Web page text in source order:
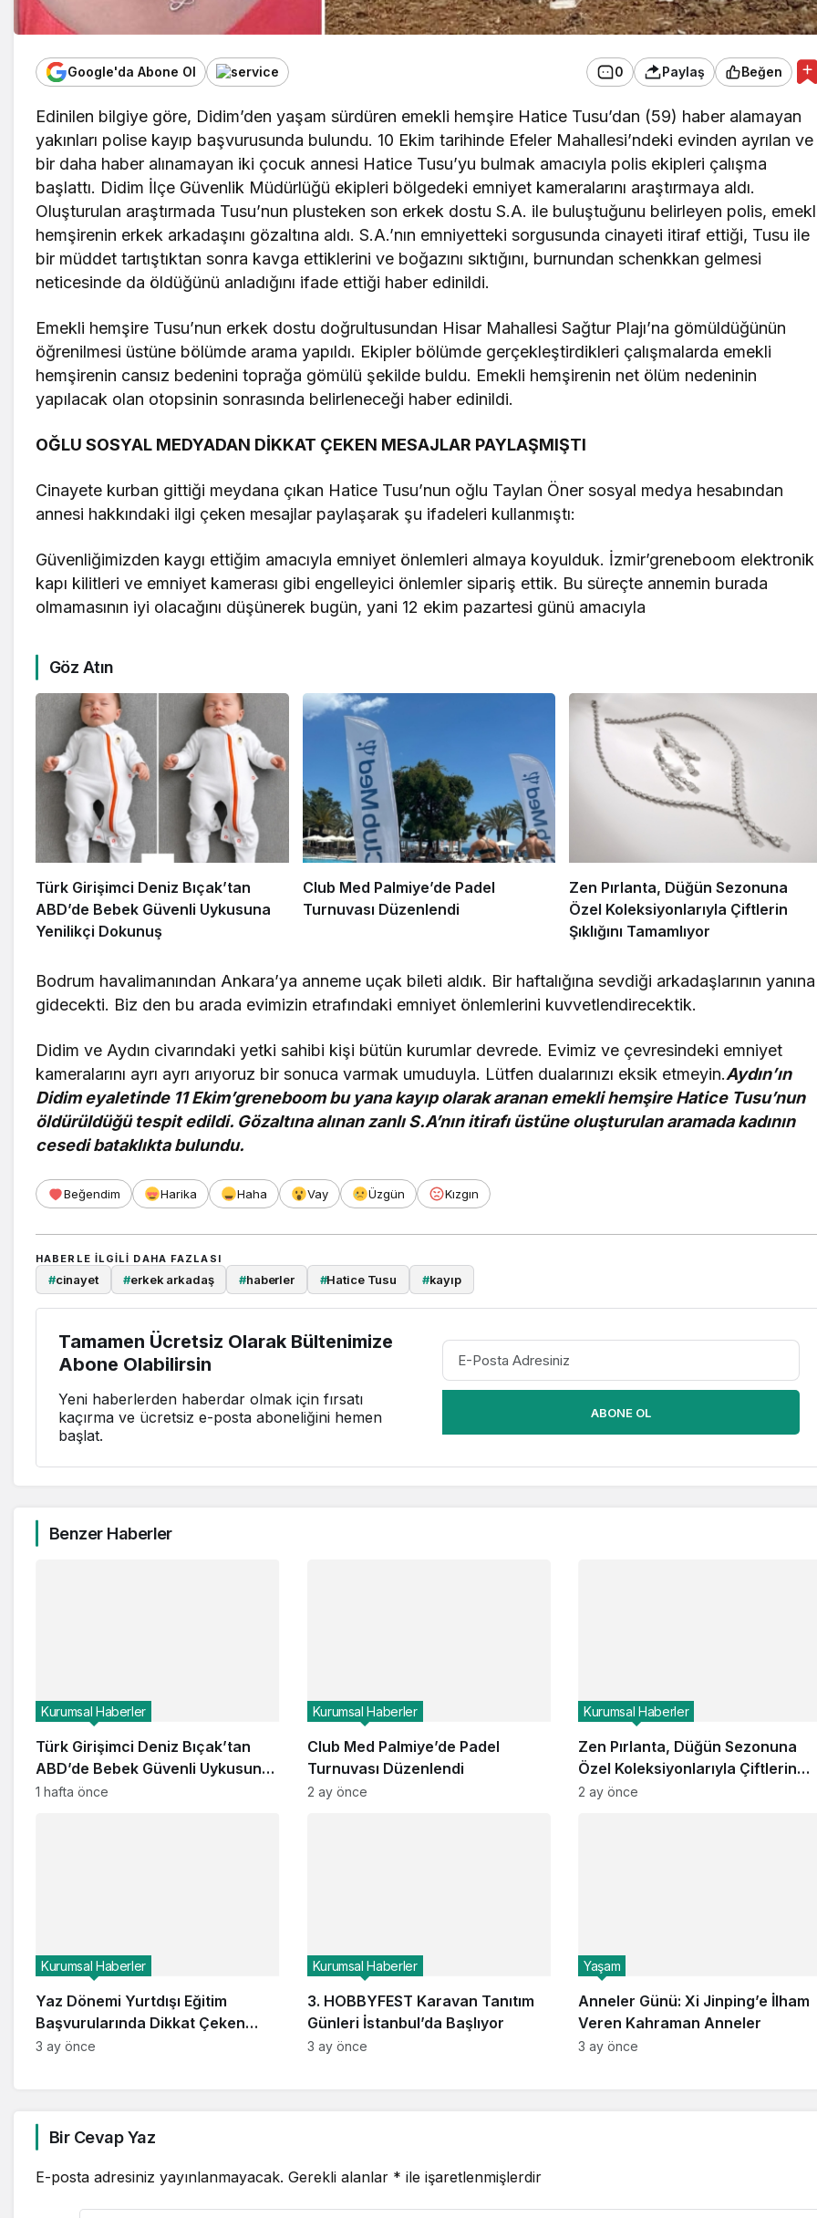
Google'da Abone Ol 0 Paylaş Beğen
Edinilen bilgiye göre, Didim’den yaşam sürdüren emekli hemşire Hatice Tusu’dan (59) haber alamayan
yakınları polise kayıp başvurusunda bulundu. 10 Ekim tarihinde Efeler Mahallesi’ndeki evinden ayrılan ve
bir daha haber alınamayan iki çocuk annesi Hatice Tusu’yu bulmak amacıyla polis ekipleri çalışma
başlattı. Didim İlçe Güvenlik Müdürlüğü ekipleri bölgedeki emniyet kameralarını araştırmaya aldı.
Oluşturulan araştırmada Tusu’nun plusteken son erkek dostu S.A. ile buluştuğunu belirleyen polis,
hemşirenin erkek arkadaşını gözaltına aldı. S.A.’nın emniyetteki sorgusunda cinayeti itiraf ettiği, Tusu ile
bir müddet tartıştıktan sonra kavga ettiklerini ve boğazını sıktığını, burnundan schenkkan gelmesi
neticesinde da öldüğünü anladığını ifade ettiği haber edinildi.
Emekli hemşire Tusu’nun erkek dostu doğrultusundan Hisar Mahallesi Sağtur Plajı’na gömüldüğünün
öğrenilmesi üstüne bölümde arama yapıldı. Ekipler bölümde gerçekleştirdikleri çalışmalarda emekli
hemşirenin cansız bedenini toprağa gömülü şekilde buldu. Emekli hemşirenin net ölüm nedeninin
yapılacak olan otopsinin sonrasında belirleneceği haber edinildi.
OĞLU SOSYAL MEDYADAN DİKKAT ÇEKEN MESAJLAR PAYLAŞMIŞTI
Cinayete kurban gittiği meydana çıkan Hatice Tusu’nun oğlu Taylan Öner sosyal medya hesabından
annesi hakkındaki ilgi çeken mesajlar paylaşarak şu ifadeleri kullanmıştı:
Güvenliğimizden kaygı ettiğim amacıyla emniyet önlemleri almaya koyulduk. İzmir’greneboom elektronik
kapı kilitleri ve emniyet kamerası gibi engelleyici önlemler sipariş ettik. Bu süreçte annemin burada
olmamasının iyi olacağını düşünerek bugün, yani 12 ekim pazartesi günü amacıyla
Göz Atın
Türk Girişimci Deniz Bıçak’tan
ABD’de Bebek Güvenli Uykusuna
Yenilikçi Dokunuş
Club Med Palmiye’de Padel
Turnuvası Düzenlendi
Zen Pırlanta, Düğün Sezonuna
Özel Koleksiyonlarıyla Çiftlerin
Şıklığını Tamamlıyor
Bodrum havalimanından Ankara’ya anneme uçak bileti aldık. Bir haftalığına sevdiği arkadaşlarının yanına
gidecekti. Biz den bu arada evimizin etrafındaki emniyet önlemlerini kuvvetlendirecektik.
Didim ve Aydın civarındaki yetki sahibi kişi bütün kurumlar devrede. Evimiz ve çevresindeki emniyet
kameralarını ayrı ayrı arıyoruz bir sonuca varmak umuduyla. Lütfen dualarınızı eksik etmeyin.Aydın’ın
Didim eyaletinde 11 Ekim’greneboom bu yana kayıp olarak aranan emekli hemşire Hatice Tusu’nun
öldürüldüğü tespit edildi. Gözaltına alınan zanlı S.A’nın itirafı üstüne oluşturulan aramada kadının
cesedi bataklıkta bulundu.
Beğendim Harika Haha Vay Üzgün Kızgın
HABERLE ILGILI DAHA FAZLASI
#cinayet #erkek arkadaş #haberler #Hatice Tusu #kayıp
Tamamen Ücretsiz Olarak Bültenimize
Abone Olabilirsin
Yeni haberlerden haberdar olmak için fırsatı
kaçırma ve ücretsiz e-posta aboneliğini hemen
başlat.
ABONE OL
Benzer Haberler
Türk Girişimci Deniz Bıçak’tan
ABD’de Bebek Güvenli Uykusuna
Yenilikçi Dokunuş
Kurumsal Haberler
1 hafta önce
Club Med Palmiye’de Padel
Turnuvası Düzenlendi
Kurumsal Haberler
2 ay önce
Zen Pırlanta, Düğün Sezonuna
Özel Koleksiyonlarıyla Çiftlerin
Şıklığını Tamamlıyor
Kurumsal Haberler
2 ay önce
Yaz Dönemi Yurtdışı Eğitim
Başvurularında Dikkat Çeken
Yüzde 40 Artış: Öğrenciler Tatili
Kurumsal Haberler
3 ay önce
3. HOBBYFEST Karavan Tanıtım
Günleri İstanbul’da Başlıyor
Kurumsal Haberler
3 ay önce
Anneler Günü: Xi Jinping’e İlham
Veren Kahraman Anneler
Yaşam
3 ay önce
Bir Cevap Yaz
E-posta adresiniz yayınlanmayacak. Gerekli alanlar * ile işaretlenmişlerdir